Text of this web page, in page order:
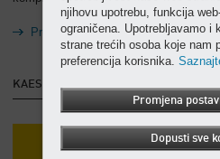
Prelazak na referentnu priču
KAESER Report
njihovu upotrebu, funkcija
ograničena. Upotrebljavamo i
strane trećih osoba koje nam
preferencija korisnika.
Promjena
Dopusti sve